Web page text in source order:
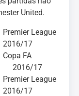
United.
Premier League
2016/17
Copa FA
2016/17
Premier League
2016/17